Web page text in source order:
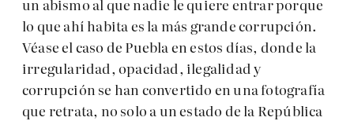
un abismo al que nadie le quiere entrar porque
lo que ahí habita es la más grande corrupción.
Véase el caso de Puebla en estos días, donde la
irregularidad, opacidad, ilegalidad y
corrupción se han convertido en una fotografía
que retrata, no solo a un estado de la República